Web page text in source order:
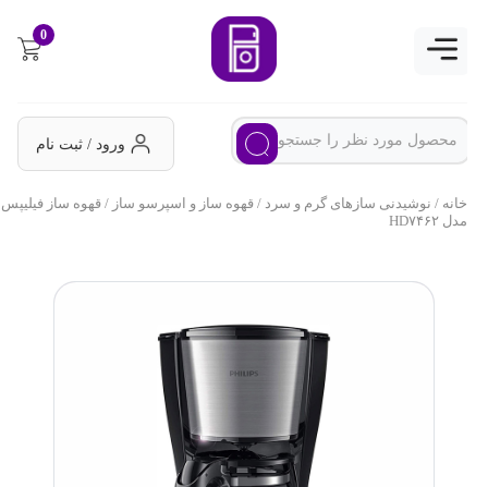
ورود / ثبت نام
خانه/نوشیدنی سازهای گرم و سرد/ قهوه ساز و اسپرسو ساز/ قهوه ساز فیلیپس
مدل HD۷۴۶۲